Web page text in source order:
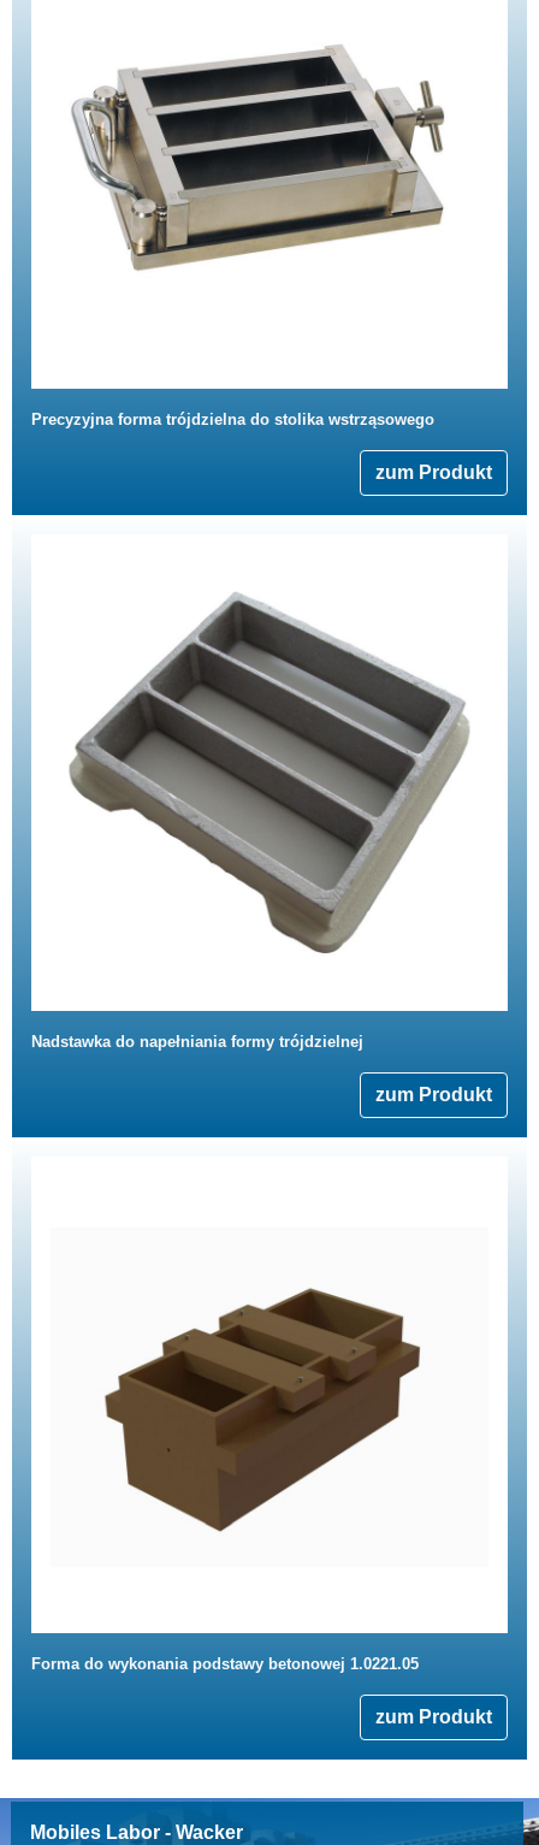
Precyzyjna forma trójdzielna do stolika wstrząsowego
zum Produkt
Nadstawka do napełniania formy trójdzielnej
zum Produkt
Forma do wykonania podstawy betonowej 1.0221.05
zum Produkt
Mobiles Labor - Wacker